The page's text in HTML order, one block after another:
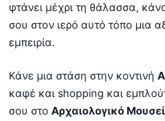
φτάνει μέχρι τη θάλασσα,
σου στον ιερό αυτό τόπο μια
εμπειρία.
Κάνε μια στάση στην κοντινή
καφέ και shopping και
σου στο Αρχαιολογικό